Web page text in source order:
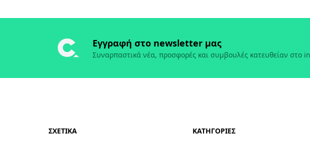
Εγγραφή στο newsletter μας
Συναρπαστικά νέα, προσφορές και συμβουλές κατευθείαν στο
ΣΧΕΤΙΚΑ ΚΑΤΗΓΟΡΙΕΣ